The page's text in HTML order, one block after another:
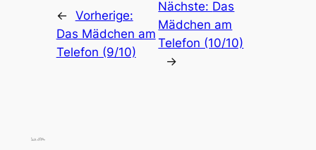
← Vorherige:
Das Mädchen am
Telefon (9/10)
Nächste: Das
Mädchen am
Telefon (10/10)
→